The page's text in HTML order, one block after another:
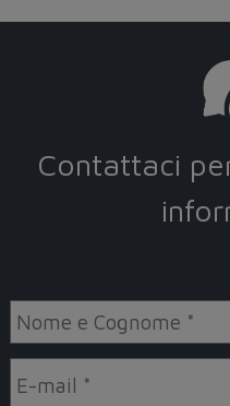
Contattaci